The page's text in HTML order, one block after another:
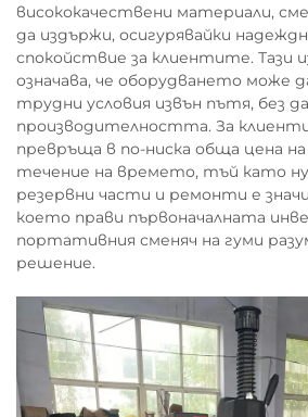
висококачествени материали,
да издържи, осигурявайки
спокойствие за клиентите. Тази
означава, че оборудването може
трудни условия извън пътя, без
производителността. За
превръща в по-ниска обща цена
течение на времето, тъй като
резервни части и ремонти е
което прави първоначалната
портативния сменяч на гуми
решение.